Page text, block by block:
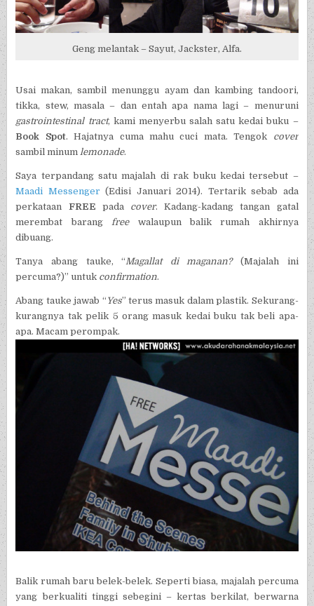
Geng melantak – Sayut, Jackster, Alfa.
Usai makan, sambil menunggu ayam dan kambing tandoori,
tikka, stew, masala – dan entah apa nama lagi – menuruni
gastrointestinal tract, kami menyerbu salah satu kedai buku –
Book Spot. Hajatnya cuma mahu cuci mata. Tengok cover
sambil minumlemonade.
Saya terpandang satu majalah di rak buku kedai tersebut –
Maadi Messenger (Edisi Januari 2014). Tertarik sebab ada
perkataan FREE pada cover. Kadang-kadang tangan gatal
merembat barangfreewalaupun balik rumah akhirnya
dibuang.
Tanya abang tauke, “Magallat di maganan?(Majalah ini
percuma?)” untuk confirmation.
Abang tauke jawab “ Yes” terus masuk dalam plastik. Sekurang-
kurangnya tak pelik 5 orang masuk kedai buku tak beli apa-
apa. Macam perompak.
Balik rumah baru belek-belek. Seperti biasa, majalah percuma
yang berkualiti tinggi sebegini – kertas berkilat, berwarna